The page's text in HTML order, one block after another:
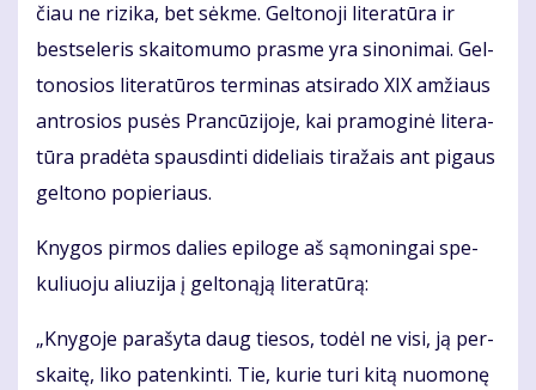
čiau ne ri­zi­ka, bet sėk­me. Gel­to­no­ji li­te­ra­tū­ra ir
best­se­leris skai­to­mu­mo pras­me yra si­no­ni­mai. Gel­
to­no­sios li­te­ra­tū­ros ter­mi­nas at­si­ra­do XIX am­žiaus
ant­ro­sios pu­sės Pran­cū­zi­jo­je, kai pra­mo­gi­nė li­te­ra­
tū­ra pra­dė­ta spaus­din­ti di­de­liais ti­ra­žais ant pi­gaus
gel­to­no po­pie­riaus.
Kny­gos pir­mos da­lies epi­lo­ge aš są­mo­nin­gai spe­
ku­liuo­ju aliu­zi­ja į gel­to­ną­ją li­te­ra­tū­rą:
„Kny­go­je pa­ra­šy­ta daug tie­sos, to­dėl ne vi­si, ją per­
skai­tę, li­ko pa­ten­kin­ti. Tie, ku­rie tu­ri ki­tą nuo­mo­nę